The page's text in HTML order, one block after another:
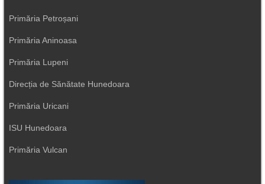
Primăria Petroșani
Primăria Aninoasa
Primăria Lupeni
Direcția de Sănătate Hunedoara
Primăria Uricani
ISU Hunedoara
Primăria Vulcan